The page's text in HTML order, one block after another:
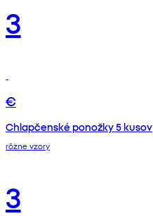
3
€
Chlapčenské ponožky 5 kusov
rôzne vzory
3